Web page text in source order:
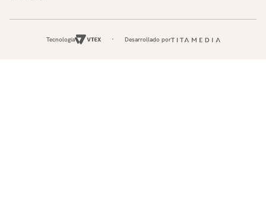
Tecnología Desarrollado por